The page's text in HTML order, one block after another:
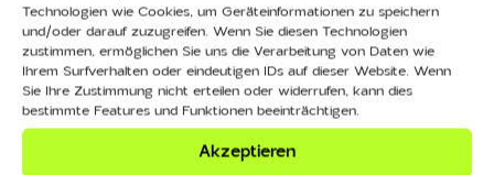
Technologien wie Cookies, um Geräteinformationen zu speichern
und/oder darauf zuzugreifen. Wenn Sie diesen Technologien
zustimmen, ermöglichen Sie uns die Verarbeitung von Daten wie
Ihrem Surfverhalten oder eindeutigen IDs auf dieser Website. Wenn
Sie Ihre Zustimmung nicht erteilen oder widerrufen, kann dies
bestimmte Features und Funktionen beeinträchtigen.
Akzeptieren
Ehrlich und transparent